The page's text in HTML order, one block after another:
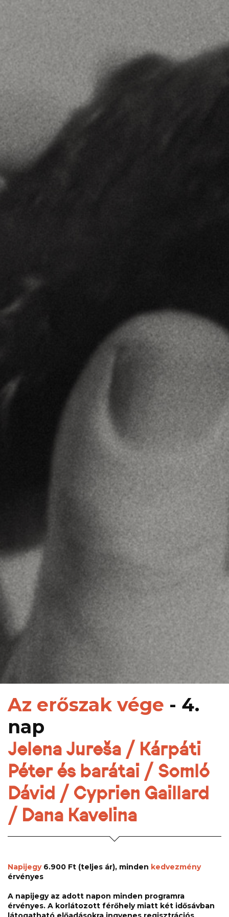
Az erőszak vége - 4.
nap
Jelena Jureša / Kárpáti
Péter és barátai / Somló
Dávid / Cyprien Gaillard
/ Dana Kavelina
Napijegy6.900 Ft (teljes ár), minden kedvezmény
érvényes
A napijegy az adott napon minden programra
érvényes. A korlátozott férőhely miatt két idősávban